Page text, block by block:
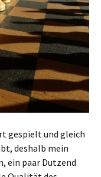
gespielt und gleich
deshalb mein
ein paar Dutzend